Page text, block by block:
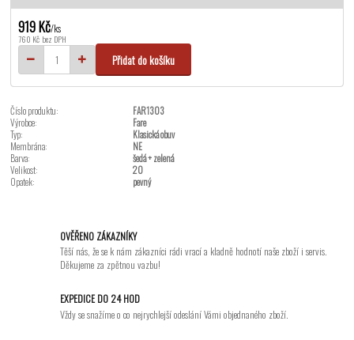
919 Kč/ks
760 Kč bez DPH
Přidat do košíku
Číslo produktu:
FAR1303
Výrobce:
Fare
Typ:
Klasická obuv
Membrána:
NE
Barva:
šedá + zelená
Velikost:
20
Opatek:
pevný
OVĚŘENO ZÁKAZNÍKY
Těší nás, že se k nám zákazníci rádi vrací a kladně hodnotí naše zboží i servis.
Děkujeme za zpětnou vazbu!
EXPEDICE DO 24 HOD
Vždy se snažíme o co nejrychlejší odeslání Vámi objednaného zboží.